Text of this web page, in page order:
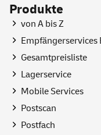
Produkte
von A bis Z
Empfängerservices
Gesamtpreisliste
Lagerservice
MobileServices
Postscan
Postfach